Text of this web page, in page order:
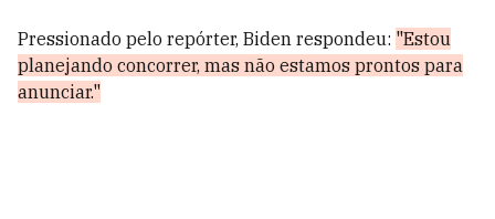
Pressionado pelo repórter, Biden respondeu: "Estou
planejando concorrer, mas não estamos prontos para
anunciar."